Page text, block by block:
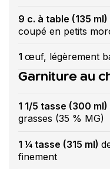
9 c. à table (135 ml)
coupé en petits
1 œuf, légèrement
Garniture au
1 1/5 tasse (300 ml)
grasses (35 % MG)
1 ¼ tasse (315 ml)
finement